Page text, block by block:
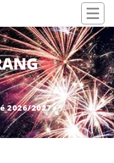
2026/2027